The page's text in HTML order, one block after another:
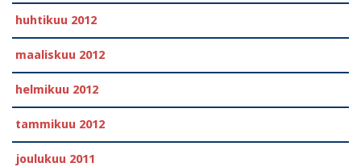
huhtikuu 2012
maaliskuu 2012
helmikuu 2012
tammikuu 2012
joulukuu 2011